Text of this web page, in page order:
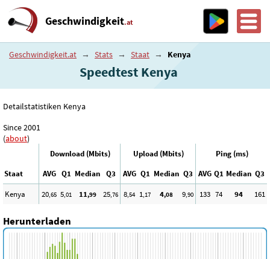
Geschwindigkeit.at
Geschwindigkeit.at → Stats → Staat → Kenya
Speedtest Kenya
Detailstatistiken Kenya
Since 2001
(about)
Download (Mbits) Upload (Mbits)
Ping (ms)
Staat
AVG Q1 Median Q3 AVG Q1 Median Q3 AVG Q1 Median Q3
Kenya
20,65 5,01 11,99 25,76 8,54 1,17 4,08 9,90 133 74 94 161
Herunterladen